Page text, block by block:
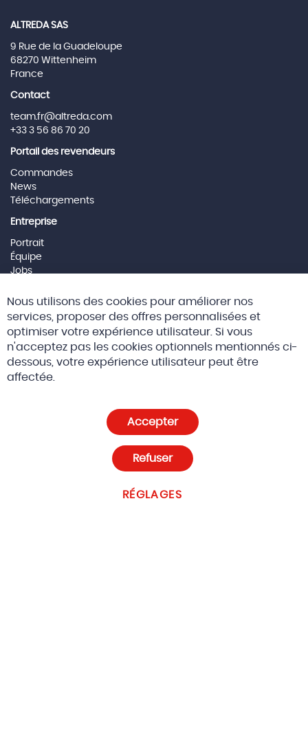
ALTREDA SAS
9 Rue de la Guadeloupe
68270 Wittenheim
France
Contact
team.fr@altreda.com
+33 3 56 86 70 20
Portail des revendeurs
Commandes
News
Téléchargements
Entreprise
Portrait
Équipe
Jobs
Social Media
© 2026 Altreda SAS CGV
Paramètres des cookies
Nous utilisons des cookies pour améliorer nos
services, proposer des offres personnalisées et
optimiser votre expérience utilisateur. Si vous
n'acceptez pas les cookies optionnels mentionnés ci-
dessous, votre expérience utilisateur peut être
affectée.
Accepter
RÉGLAGES
Refuser